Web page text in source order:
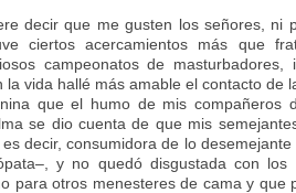
decir que me gusten los señores, ni
ciertos acercamientos más que
campeonatos de
la vida hallé más amable el contacto de
que el humo de mis compañeros
se dio cuenta de que mis
decir, consumidora de lo
y no quedó disgustada con los
para otros menesteres de cama y que